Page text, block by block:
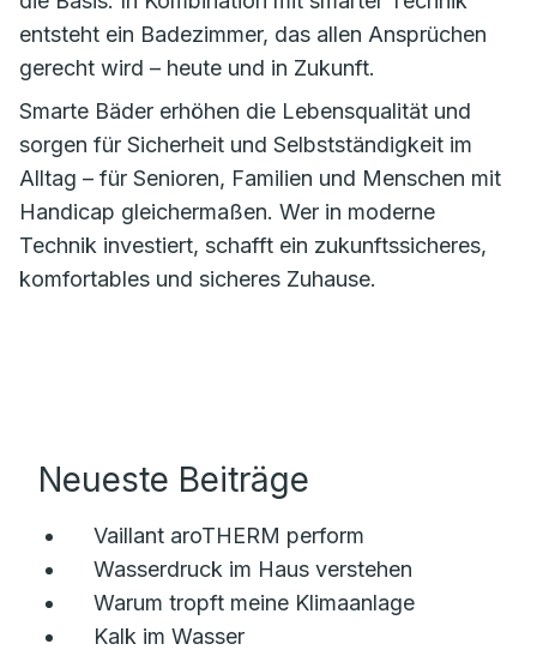
entsteht ein Badezimmer, das allen Ansprüchen
gerecht wird – heute und in Zukunft.
Smarte Bäder erhöhen die Lebensqualität und
sorgen für Sicherheit und Selbstständigkeit im
Alltag – für Senioren, Familien und Menschen mit
Handicap gleichermaßen. Wer in moderne
Technik investiert, schafft ein zukunftssicheres,
komfortables und sicheres Zuhause.
Neueste Beiträge
Vaillant aroTHERM perform
Wasserdruck im Haus verstehen
Warum tropft meine Klimaanlage
Kalk im Wasser